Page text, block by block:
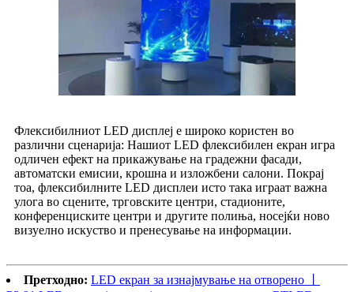
Флексибилниот LED дисплеј е широко користен во
различни сценарија: Нашиот LED флексибилен екран игра
одличен ефект на прикажување на градежни фасади,
автоматски емисии, крошна и изложбени салони. Покрај
тоа, флексибилните LED дисплеи исто така играат важна
улога во сцените, трговските центри, стадионите,
конференциските центри и другите полиња, носејќи ново
визуелно искуство и пренесување на информации.
Претходно: LED екран за изнајмување на отворено 丨